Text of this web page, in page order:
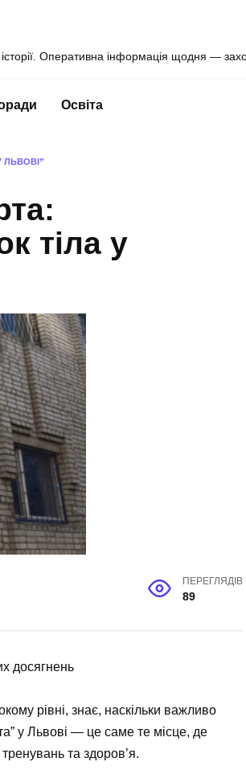
історії. Оперативна інформація щодня —
Освіта
ЛЬВОВІ”
тіла у
ПЕРЕГЛЯДІВ
89
досягнень
рівні, знає, наскільки важливо
у Львові — це саме те місце, де
та здоров’я.